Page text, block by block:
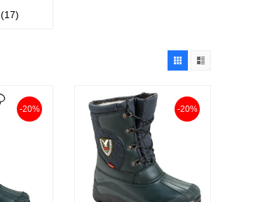
(17)
-20% -20%